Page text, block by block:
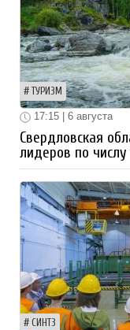
ТУРИЗМ
17:15 | 6 августа
Свердловская
лидеров по
СИНТЗ